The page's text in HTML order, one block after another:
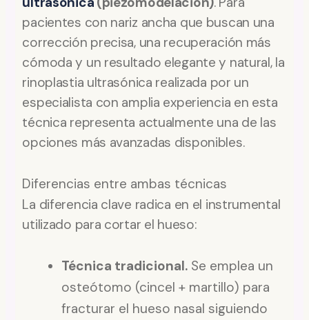
pacientes con nariz ancha que buscan una
corrección precisa, una recuperación más
cómoda y un resultado elegante y natural, la
rinoplastia ultrasónica realizada por un
especialista con amplia experiencia en esta
técnica representa actualmente una de las
opciones más avanzadas disponibles.
Diferencias entre ambas técnicas
La diferencia clave radica en el instrumental
utilizado para cortar el hueso:
Técnica tradicional. Se emplea un
osteótomo (cincel + martillo) para
fracturar el hueso nasal siguiendo